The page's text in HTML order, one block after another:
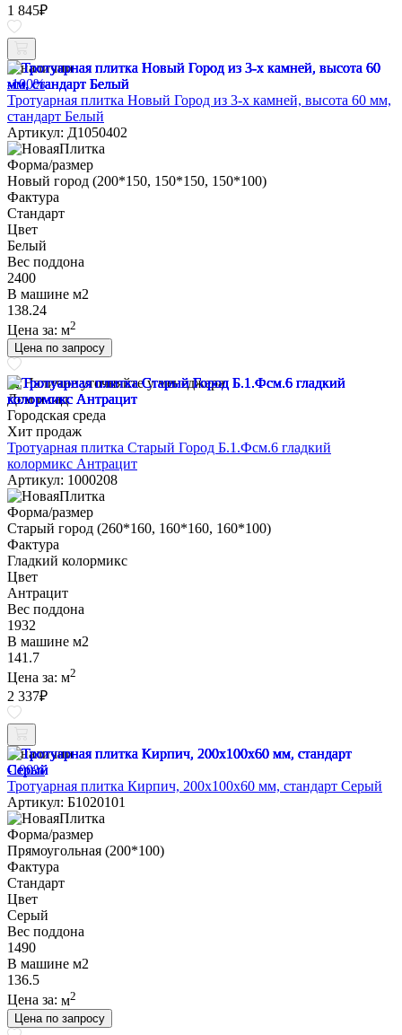
1 845₽
В наличии
-100%
Тротуарная плитка Новый Город из 3-х камней, высота 60 мм,
стандарт Белый
Артикул: Д1050402
Форма/размер
Новый город (200*150, 150*150, 150*100)
Фактура
Стандарт
Цвет
Белый
Вес поддона
2400
В машине м2
138.24
Цена за: м2
Цена по запросу
Наличие уточняйте у менеджера
Дом и сад
Городская среда
Хит продаж
Тротуарная плитка Старый Город Б.1.Фсм.6 гладкий
колормикс Антрацит
Артикул: 1000208
Форма/размер
Старый город (260*160, 160*160, 160*100)
Фактура
Гладкий колормикс
Цвет
Антрацит
Вес поддона
1932
В машине м2
141.7
Цена за: м2
2 337₽
В наличии
-100%
Тротуарная плитка Кирпич, 200х100х60 мм, стандарт Серый
Артикул: Б1020101
Форма/размер
Прямоугольная (200*100)
Фактура
Стандарт
Цвет
Серый
Вес поддона
1490
В машине м2
136.5
Цена за: м2
Цена по запросу